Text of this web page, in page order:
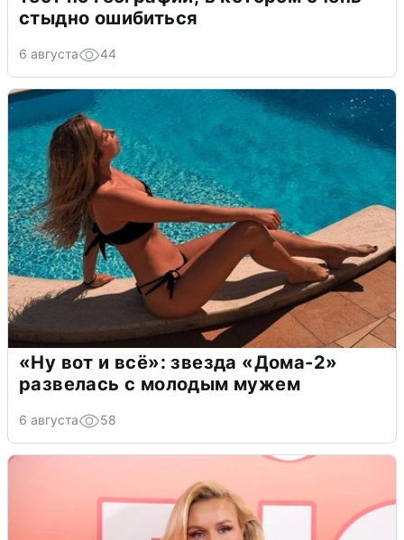
стыдно ошибиться
6 августа 44
«Ну вот и всё»: звезда «Дома-2»
развелась с молодым мужем
6 августа 58